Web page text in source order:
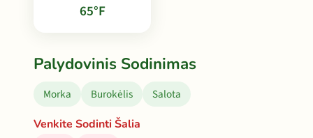
65°F
Palydovinis Sodinimas
Morka Burokėlis
Salota
Venkite Sodinti Šalia